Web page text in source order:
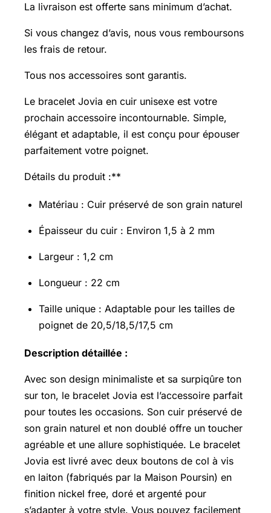
La livraison est offerte sans minimum d’achat.
Si vous changez d’avis, nous vous remboursons
les frais de retour.
Tous nos accessoires sont garantis.
Le bracelet Jovia en cuir unisexe est votre
prochain accessoire incontournable. Simple,
élégant et adaptable, il est conçu pour épouser
parfaitement votre poignet.
Détails du produit :**
Matériau : Cuir préservé de son grain naturel
Épaisseur du cuir : Environ 1,5 à 2 mm
Largeur : 1,2 cm
Longueur : 22 cm
Taille unique : Adaptable pour les tailles de
poignet de 20,5/18,5/17,5 cm
Description détaillée :
Avec son design minimaliste et sa surpiqûre ton
sur ton, le bracelet Jovia est l’accessoire parfait
pour toutes les occasions. Son cuir préservé de
son grain naturel et non doublé offre un toucher
agréable et une allure sophistiquée. Le bracelet
Jovia est livré avec deux boutons de col à vis
en laiton (fabriqués par la Maison Poursin) en
finition nickel free, doré et argenté pour
s’adapter à votre style. Vous pouvez facilement